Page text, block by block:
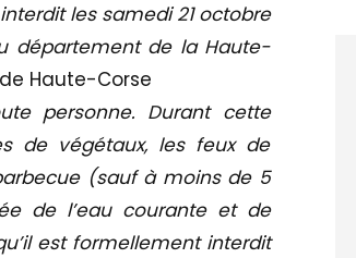
les samedi 21 octobre
département de la Haute-
Haute-Corse
personne. Durant cette
de végétaux, les feux de
(sauf à moins de 5
de l’eau courante et de
est formellement interdit